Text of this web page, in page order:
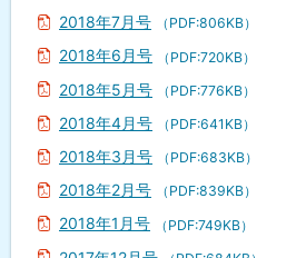
2018年7月号 （PDF:806KB）
2018年6月号 （PDF:720KB）
2018年5月号 （PDF:776KB）
2018年4月号 （PDF:641KB）
2018年3月号 （PDF:683KB）
2018年2月号 （PDF:839KB）
2018年1月号 （PDF:749KB）